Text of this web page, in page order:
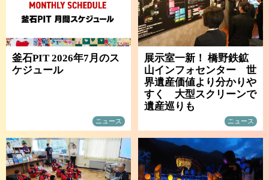
釜石PIT 2026年7月のス
ケジュール
ニュース
展示室一新！ 橋野鉄鉱
山インフォセンター 世
界遺産価値より分かりや
すく 大型スクリーンで
遺産巡りも
ニュース